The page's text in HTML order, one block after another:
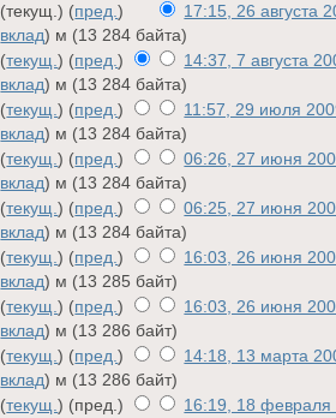
(текущ.) (пред.)
17:15, 26 августа
вклад) м (13 284 байта)
(текущ.) (пред.)
14:37, 7 августа
вклад) м (13 284 байта)
(текущ.) (пред.)
11:57, 29 июля
вклад) м (13 284 байта)
(текущ.) (пред.)
06:26, 27 июня
вклад) м (13 284 байта)
(текущ.) (пред.)
06:25, 27 июня
вклад) м (13 284 байта)
(текущ.) (пред.)
16:03, 26 июня
вклад) м (13 285 байт)
(текущ.) (пред.)
16:03, 26 июня
вклад) м (13 286 байт)
(текущ.) (пред.)
14:18, 13 марта
вклад) м (13 286 байт)
(текущ.) (пред.)
16:19, 18 февраля